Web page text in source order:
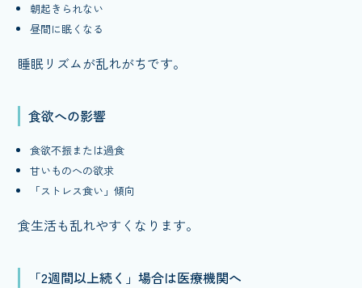
朝起きられない
昼間に眠くなる
睡眠リズムが乱れがちです。
食欲への影響
食欲不振または過食
甘いものへの欲求
「ストレス食い」傾向
食生活も乱れやすくなります。
「2週間以上続く」場合は医療機関へ